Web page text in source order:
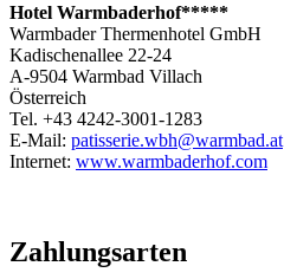
Hotel Warmbaderhof*****
Warmbader Thermenhotel GmbH
Kadischenallee 22-24
A-9504 Warmbad Villach
Österreich
Tel. +43 4242-3001-1283
E-Mail: patisserie.wbh@warmbad.at
Internet: www.warmbaderhof.com
Zahlungsarten